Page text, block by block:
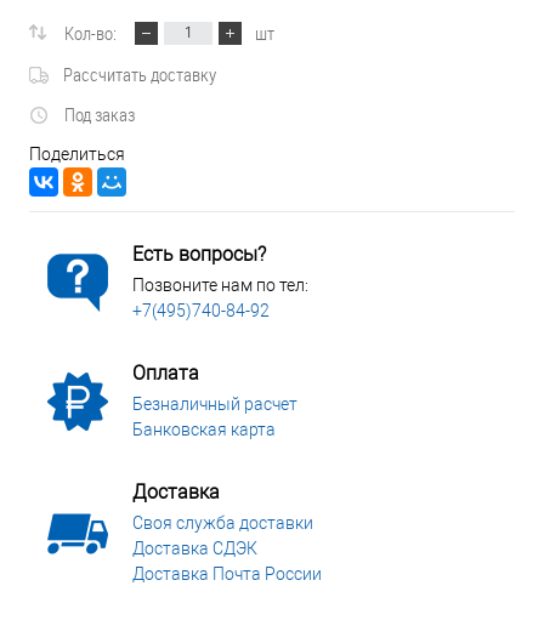
Кол-во:
шт
Рассчитать доставку
Под заказ
Поделиться
Есть вопросы?
Позвоните нам по тел:
+7(495)740-84-92
Оплата
Безналичный расчет
Банковская карта
Доставка
Своя служба доставки
Доставка СДЭК
Доставка Почта России